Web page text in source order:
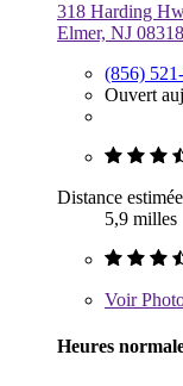
318 Harding
Elmer, NJ 08318
(856)
Ouvert
Distance estimée
5,9 milles
Voir
Heures